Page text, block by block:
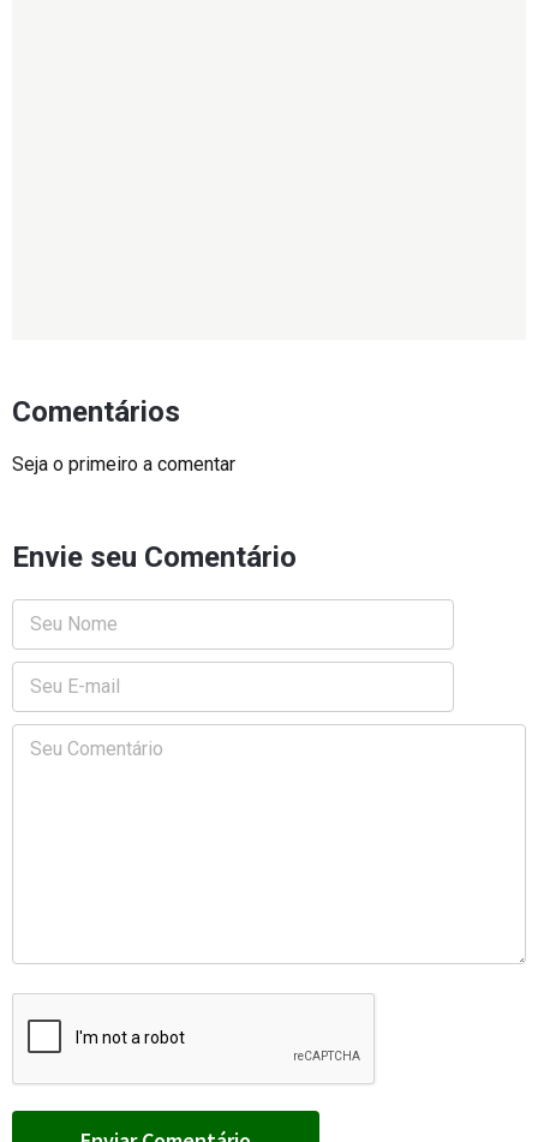
Comentários
Seja o primeiro a comentar
Envie seu Comentário